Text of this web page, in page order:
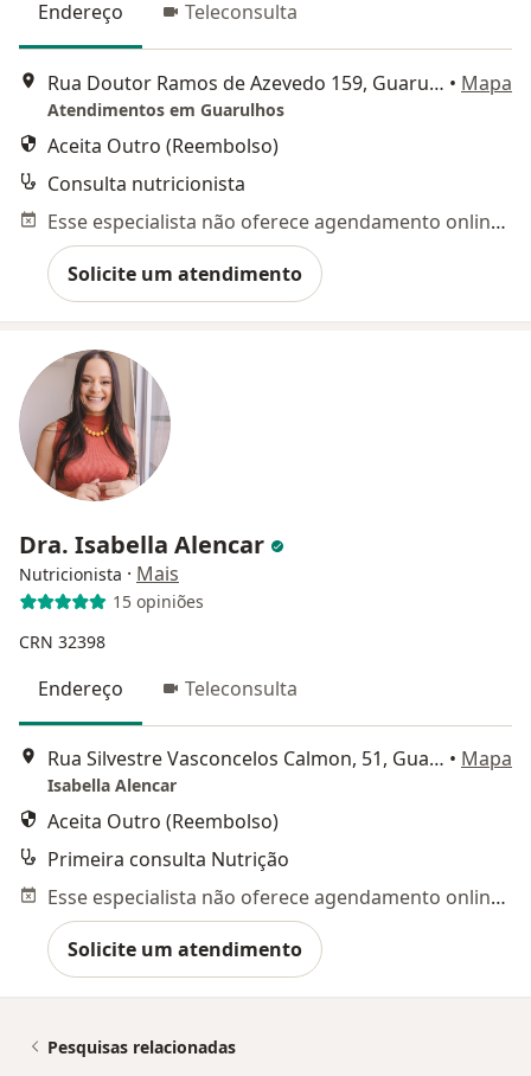
Endereço Teleconsulta
Rua Doutor Ramos de Azevedo 159, Guarulhos • Mapa
Atendimentos em Guarulhos
Aceita Outro (Reembolso)
Consulta nutricionista
Esse especialista não oferece agendamento online para esse endereço.
Solicite um atendimento
Dra. Isabella Alencar
Nutricionista · Mais
15 opiniões
CRN 32398
Endereço Teleconsulta
Rua Silvestre Vasconcelos Calmon, 51, Guarulhos • Mapa
Isabella Alencar
Aceita Outro (Reembolso)
Primeira consulta Nutrição
Esse especialista não oferece agendamento online para esse endereço.
Solicite um atendimento
Pesquisas relacionadas